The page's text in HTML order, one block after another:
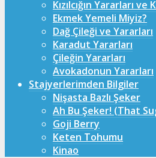
Kızılcığın Yararları ve
Ekmek Yemeli Miyiz?
Dağ Çileği ve Yararları
Karadut Yararları
Çileğin Yararları
Avokadonun Yararları
Stajyerlerimden Bilgiler
Nişasta Bazlı Şeker
Ah Bu Şeker! (That
Goji Berry
Keten Tohumu
Kinao